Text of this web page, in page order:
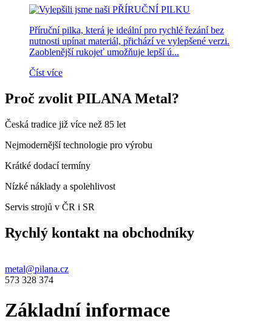
Příruční pilka, která je ideální pro rychlé řezání bez
nutnosti upínat materiál, přichází ve vylepšené verzi.
Zaoblenější rukojeť umožňuje lepší ú...
Číst více
Proč zvolit PILANA Metal?
Česká tradice již více než 85 let
Nejmodernější technologie pro výrobu
Krátké dodací termíny
Nízké náklady a spolehlivost
Servis strojů v ČR i SR
Rychlý kontakt na obchodníky
metal@pilana.cz
573 328 374
Základní informace